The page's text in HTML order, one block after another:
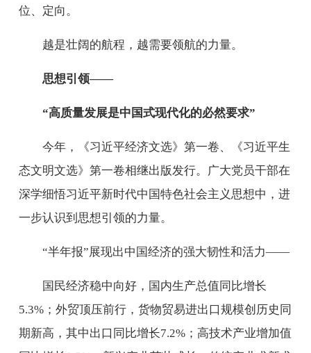
位、定向。
越是壮阔的航程，越需要领航的力量。
思想引领——
“高质量发展是中国式现代化的必然要求”
今年，《习近平经济文选》第一卷、《习近平生
态文明文选》第一卷相继出版发行。广大党员干部在
深学细悟习近平新时代中国特色社会主义思想中，进
一步认识到思想引领的力量。
“半年报”展现出中国经济的强大韧性和活力——
国民经济稳中向好，国内生产总值同比增长
5.3%；外贸顶压前行，货物贸易进出口规模创历史同
期新高，其中出口同比增长7.2%；高技术产业增加值